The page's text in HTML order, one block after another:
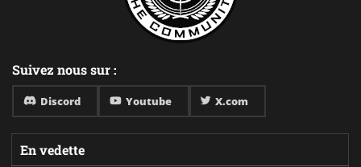
Suivez nous sur :
Discord Youtube X.com
En vedette